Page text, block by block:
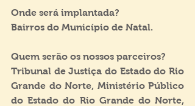
Onde será implantada?
Bairros do Município de Natal.
Quem serão os nossos parceiros?
Tribunal de Justiça do Estado do Rio
Grande do Norte, Ministério Público
do Estado do Rio Grande do Norte,